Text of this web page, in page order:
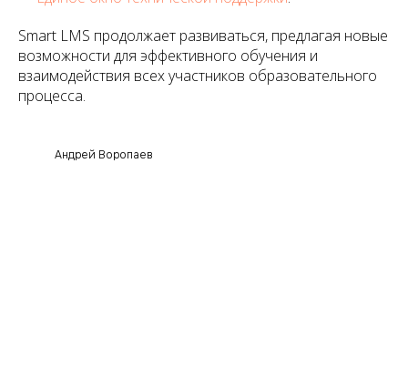
Smart LMS продолжает развиваться, предлагая новые
возможности для эффективного обучения и
взаимодействия всех участников образовательного
процесса.
Андрей Воропаев